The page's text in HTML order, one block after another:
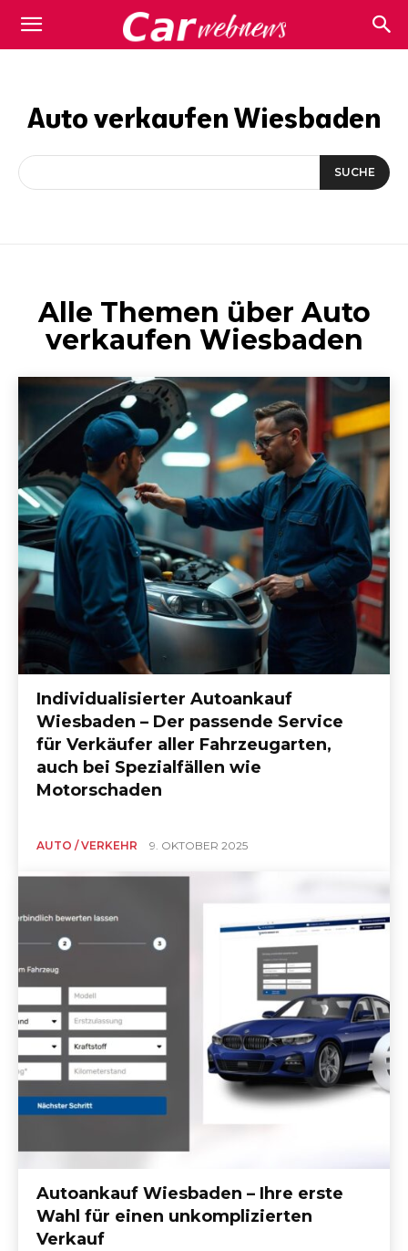
Carwebnews.com
Auto verkaufen Wiesbaden
SUCHE
Alle Themen über Auto
verkaufen Wiesbaden
Individualisierter Autoankauf
Wiesbaden – Der passende Service
für Verkäufer aller Fahrzeugarten,
auch bei Spezialfällen wie
Motorschaden
AUTO / VERKEHR 9. OKTOBER 2025
Autoankauf Wiesbaden – Ihre erste
Wahl für einen unkomplizierten
Verkauf